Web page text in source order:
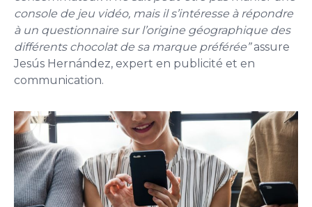
console de jeu vidéo, mais il s’intéresse à répondre
à un questionnaire sur l’origine géographique des
différents chocolat de sa marque préférée”assure
Jesús Hernández, expert en publicité et en
communication.